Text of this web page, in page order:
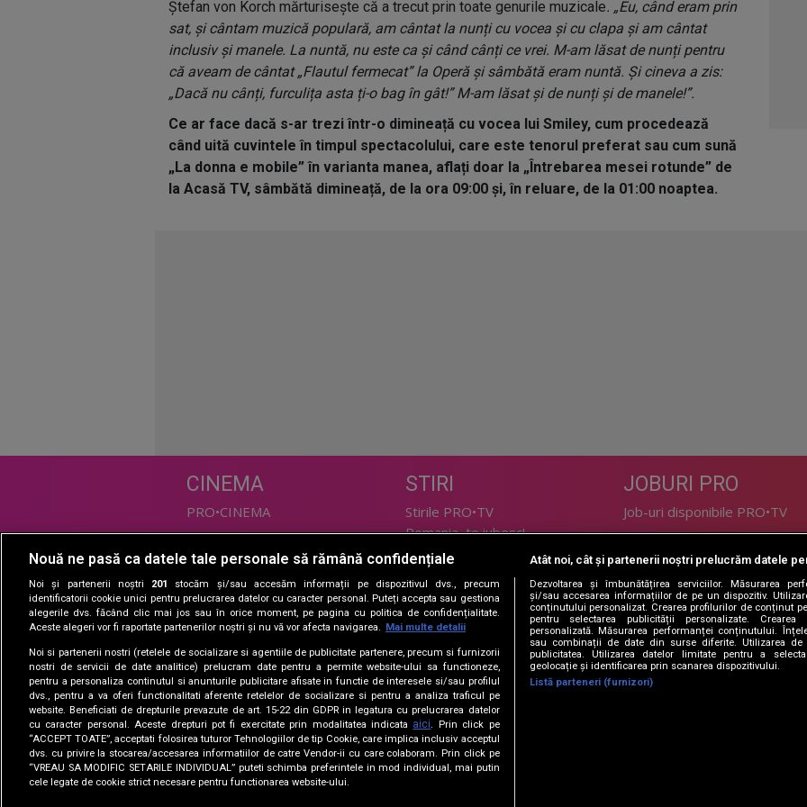
Ștefan von Korch mărturisește că a trecut prin toate genurile muzicale. „Eu, când eram prin
sat, și cântam muzică populară, am cântat la nunți cu vocea și cu clapa și am cântat
inclusiv și manele. La nuntă, nu este ca și când cânți ce vrei. M-am lăsat de nunți pentru
că aveam de cântat „Flautul fermecat” la Operă și sâmbătă eram nuntă. Și cineva a zis:
„Dacă nu cânți, furculița asta ți-o bag în gât!” M-am lăsat și de nunți și de manele!”.
Ce ar face dacă s-ar trezi într-o dimineață cu vocea lui Smiley, cum procedează
când uită cuvintele în timpul spectacolului, care este tenorul preferat sau cum sună
„La donna e mobile” în varianta manea, aflați doar la „Întrebarea mesei rotunde” de
la Acasă TV, sâmbătă dimineață, de la ora 09:00 și, în reluare, de la 01:00 noaptea.
CINEMA
PRO•CINEMA
DIVERTISMENT
PRO•TV
Romanii au talent
Las Fierbinti
La Maruta
Apropo TV
STIRI
Stirile PRO•TV
Romania, te iubesc!
TEHNOLOGIE
I Like IT
SPORT
Sport.ro
PRO•ARENA
JOBURI PRO
Job-uri disponibile PRO•TV
LIFESTYLE
Doctor de Bine
Acasă
Acasă Gold
Perfecte
DeBarbati
Nouă ne pasă ca datele tale personale să rămână confidențiale
Noi și partenerii noștri 201
stocăm și/sau accesăm informații pe dispozitivul dvs., precum
identificatorii cookie unici pentru prelucrarea datelor cu caracter personal. Puteți accepta sau gestiona
alegerile dvs. făcând clic mai jos sau în orice moment, pe pagina cu politica de confidențialitate.
Aceste alegeri vor fi raportate partenerilor noștri și nu vă vor afecta navigarea.
Mai multe detalii
Noi si partenerii nostri (retelele de socializare si agentiile de publicitate partenere, precum si furnizorii
nostri de servicii de date analitice) prelucram date pentru a permite website-ului sa functioneze,
pentru a personaliza continutul si anunturile publicitare afisate in functie de interesele si/sau profilul
dvs., pentru a va oferi functionalitati aferente retelelor de socializare si pentru a analiza traficul pe
website. Beneficiati de drepturile prevazute de art. 15-22 din GDPR in legatura cu prelucrarea datelor
cu caracter personal. Aceste drepturi pot fi exercitate prin modalitatea indicata aici. Prin click pe
“ACCEPT TOATE”, acceptati folosirea tuturor Tehnologiilor de tip Cookie, care implica inclusiv acceptul
dvs. cu privire la stocarea/accesarea informatiilor de catre Vendor-ii cu care colaboram. Prin click pe
“VREAU SA MODIFIC SETARILE INDIVIDUAL” puteti schimba preferintele in mod individual, mai putin
cele legate de cookie strict necesare pentru functionarea website-ului.
Atât noi, cât și partenerii noștri prelucrăm datele
Dezvoltarea și îmbunătățirea serviciilor. Măsurarea
și/sau accesarea informațiilor de pe un dispozitiv.
conținutului personalizat. Crearea profilurilor de conținut
pentru selectarea publicității personalizate.
personalizată. Măsurarea performanței conținutului.
sau combinații de date din surse diferite. Utilizarea de
publicitatea. Utilizarea datelor limitate pentru a
geolocație și identificarea prin scanarea dispozitivului.
Listă parteneri (furnizori)